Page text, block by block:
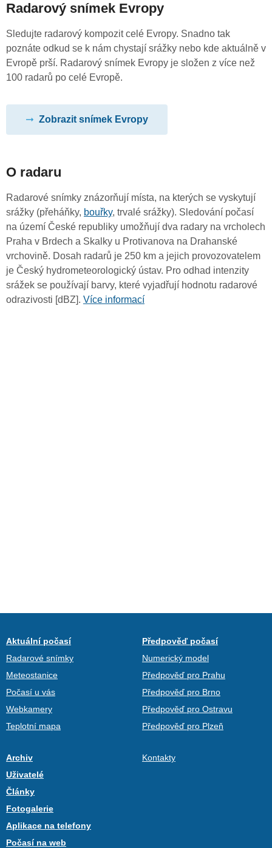
Radarový snímek Evropy
Sledujte radarový kompozit celé Evropy. Snadno tak
poznáte odkud se k nám chystají srážky nebo kde aktuálně v
Evropě prší. Radarový snímek Evropy je složen z více než
100 radarů po celé Evropě.
Zobrazit snímek Evropy
O radaru
Radarové snímky znázorňují místa, na kterých se vyskytují
srážky (přeháňky, bouřky, trvalé srážky). Sledování počasí
na území České republiky umožňují dva radary na vrcholech
Praha v Brdech a Skalky u Protivanova na Drahanské
vrchovině. Dosah radarů je 250 km a jejich provozovatelem
je Český hydrometeorologický ústav. Pro odhad intenzity
srážek se používají barvy, které vyjadřují hodnotu radarové
odrazivosti [dBZ]. Více informací
Aktuální počasí
Radarové snímky
Meteostanice
Počasí u vás
Webkamery
Teplotní mapa
Předpověď počasí
Numerický model
Předpověď pro Prahu
Předpověď pro Brno
Předpověď pro Ostravu
Předpověď pro Plzeň
Archiv
Uživatelé
Články
Fotogalerie
Aplikace na telefony
Počasí na web
Kontakty